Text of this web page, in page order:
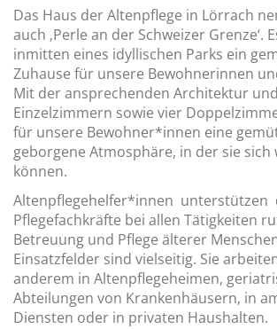
Das Haus der Altenpflege in Lörrach
auch ‚Perle an der Schweizer Grenze‘.
inmitten eines idyllischen Parks ein
Zuhause für unsere Bewohnerinnen
Mit der ansprechenden Architektur
Einzelzimmern sowie vier
für unsere Bewohner*innen eine
geborgene Atmosphäre, in der sie sich
können.
Altenpflegehelfer*innen unterstützen
Pflegefachkräfte bei allen Tätigkeiten
Betreuung und Pflege älterer
Einsatzfelder sind vielseitig. Sie
anderem in Altenpflegeheimen,
Abteilungen von Krankenhäusern, in
Diensten oder in privaten Haushalten.